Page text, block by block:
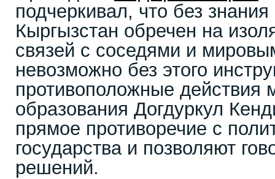
подчеркивал, что без знания
Кыргызстан обречен на
связей с соседями и
невозможно без этого
противоположные действия
образования Догдуркул
прямое противоречие с
государства и позволяют
решений.